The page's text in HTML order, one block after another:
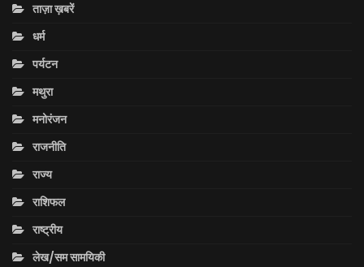
ताज़ा ख़बरें
धर्म
पर्यटन
मथुरा
मनोरंजन
राजनीति
राज्य
राशिफल
राष्ट्रीय
लेख/सम सामयिकी